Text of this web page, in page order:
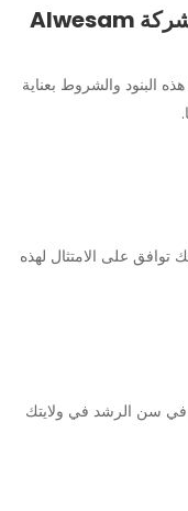
مرحبًا بك في البنود والشروط لشركة Alwesam
البنود والشروط بعناية
توافق على الامتثال لهذه
في سن الرشد في ولايتك